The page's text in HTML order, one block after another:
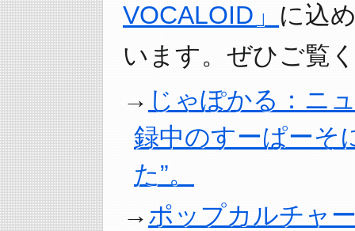
VOCALOID」 に込
います。ぜひご覧
じゃぽかる：ニ
録中のすーぱーそ
た”。
ポップカルチャ